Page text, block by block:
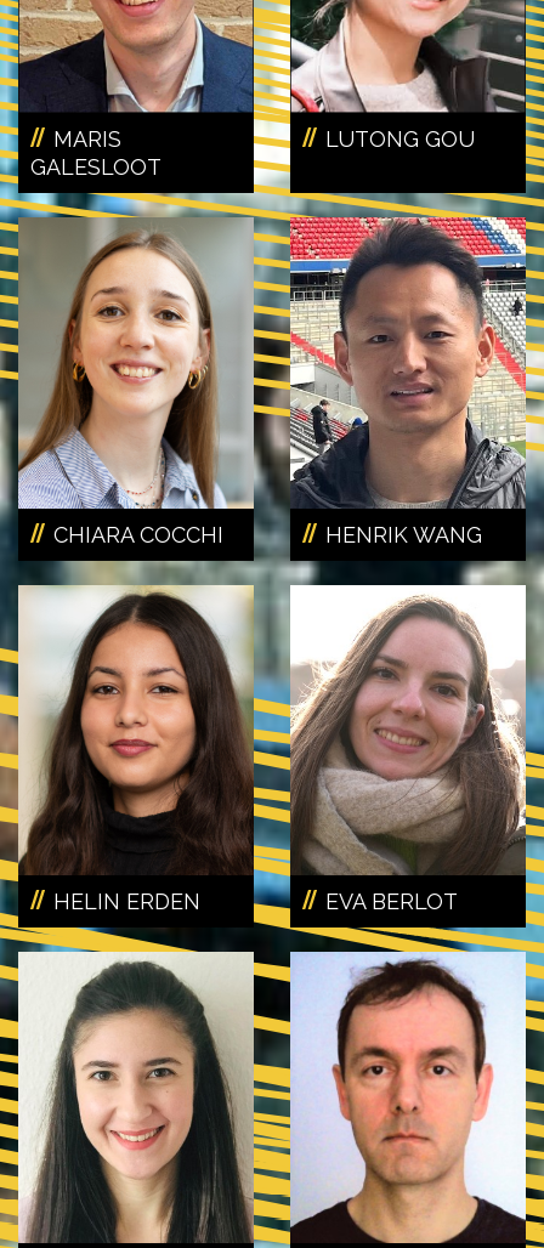
MARIS
GALESLOOT
LUTONG GOU
CHIARA COCCHI HENRIK WANG
HELIN ERDEN EVA BERLOT